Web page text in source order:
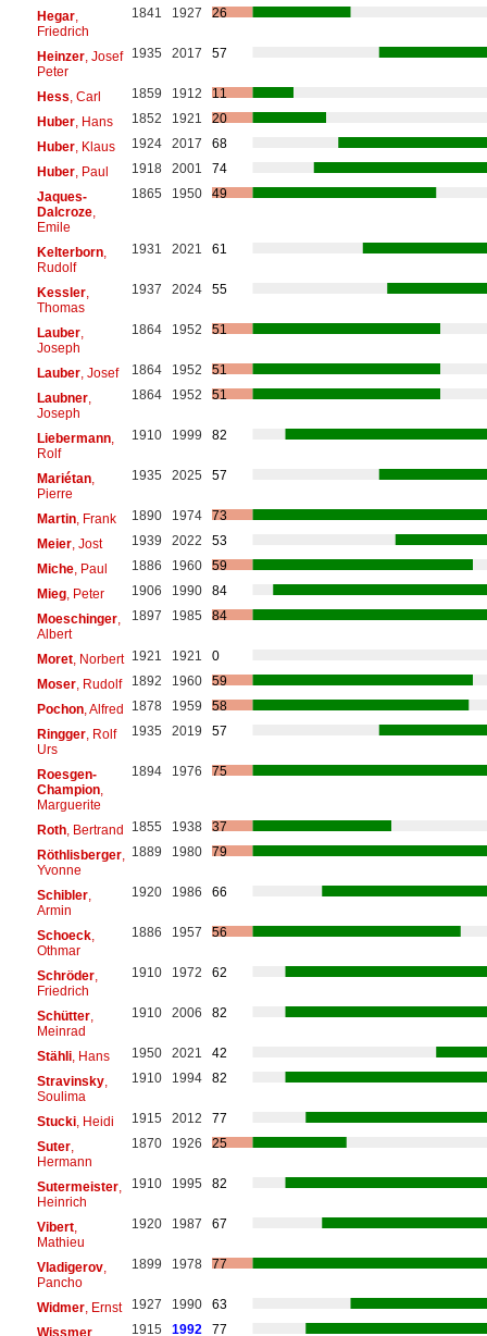
Hegar,
Friedrich
1841 1927 26
Heinzer, Josef
Peter
1935 2017 57
Hess , Carl 1859 1912
11
Huber, Hans 1852 1921
20
Huber, Klaus 1924 2017
68
Huber, Paul 1918 2001
74
Jaques-
Dalcroze,
Emile
1865 1950 49
Kelterborn,
Rudolf
1931 2021 61
Kessler,
Thomas
1937 2024 55
Lauber,
Joseph
1864 1952 51
Lauber, Josef 1864 1952
51
Laubner,
Joseph
1864 1952 51
Liebermann,
Rolf
1910 1999 82
Mariétan,
Pierre
1935 2025 57
Martin, Frank 1890 1974
73
Meier, Jost 1939 2022
53
Miche, Paul 1886 1960
59
Mieg, Peter 1906 1990
84
Moeschinger,
Albert
1897 1985 84
Moret, Norbert 1921 1921
0
Moser, Rudolf 1892 1960
59
Pochon, Alfred 1878 1959
58
Ringger, Rolf
Urs
1935 2019 57
Roesgen-
Champion,
Marguerite
1894 1976 75
Roth, Bertrand 1855 1938
37
Röthlisberger,
Yvonne
1889 1980 79
Schibler,
Armin
1920 1986 66
Schoeck,
Othmar
1886 1957 56
Schröder,
Friedrich
1910 1972 62
Schütter,
Meinrad
1910 2006 82
Stähli, Hans 1950 2021
42
Stravinsky,
Soulima
1910 1994 82
Stucki, Heidi 1915 2012
77
Suter,
Hermann
1870 1926 25
Sutermeister,
Heinrich
1910 1995 82
Vibert,
Mathieu
1920 1987 67
Vladigerov,
Pancho
1899 1978 77
Widmer, Ernst 1927 1990
63
Wissmer, 1915 1992 77